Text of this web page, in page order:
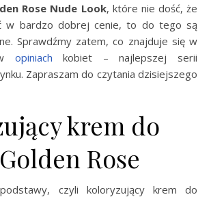
Rose Nude Look, które nie dość, że
w bardzo dobrej cenie, to do tego są
Sprawdźmy zatem, co znajduje się w
opiniach kobiet – najlepszej serii
Zapraszam do czytania dzisiejszego
krem do
Rose
czyli koloryzujący krem do